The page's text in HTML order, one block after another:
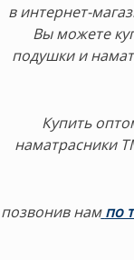
в интернет-
Вы можете
подушки и
Купить
наматрасники
позвонив нам по